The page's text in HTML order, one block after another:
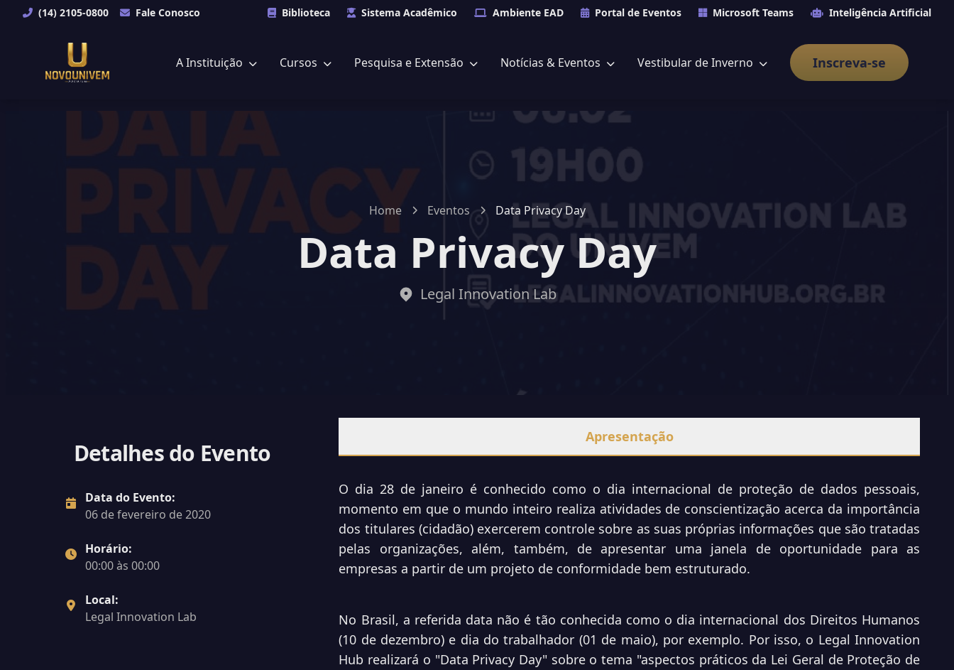
(14) 2105-0800 Fale Conosco Biblioteca Sistema Acadêmico Ambiente EAD Portal de Eventos Microsoft Teams Inteligência Artificial
A Instituição Cursos Pesquisa e Extensão Notícias & Eventos Vestibular de Inverno Inscreva-se
Home Eventos Data Privacy Day
Data Privacy Day
Legal Innovation Lab
Detalhes do Evento
Data do Evento:
06 de fevereiro de 2020
Horário:
00:00 às 00:00
Local:
Legal Innovation Lab
Apresentação
O dia 28 de janeiro é conhecido como o dia internacional de proteção de dados pessoais,
momento em que o mundo inteiro realiza atividades de conscientização acerca da importância
dos titulares (cidadão) exercerem controle sobre as suas próprias informações que são tratadas
pelas organizações, além, também, de apresentar uma janela de oportunidade para as
empresas a partir de um projeto de conformidade bem estruturado.
No Brasil, a referida data não é tão conhecida como o dia internacional dos Direitos Humanos
(10 de dezembro) e dia do trabalhador (01 de maio), por exemplo. Por isso, o Legal Innovation
Hub realizará o "Data Privacy Day" sobre o tema "aspectos práticos da Lei Geral de Proteção de